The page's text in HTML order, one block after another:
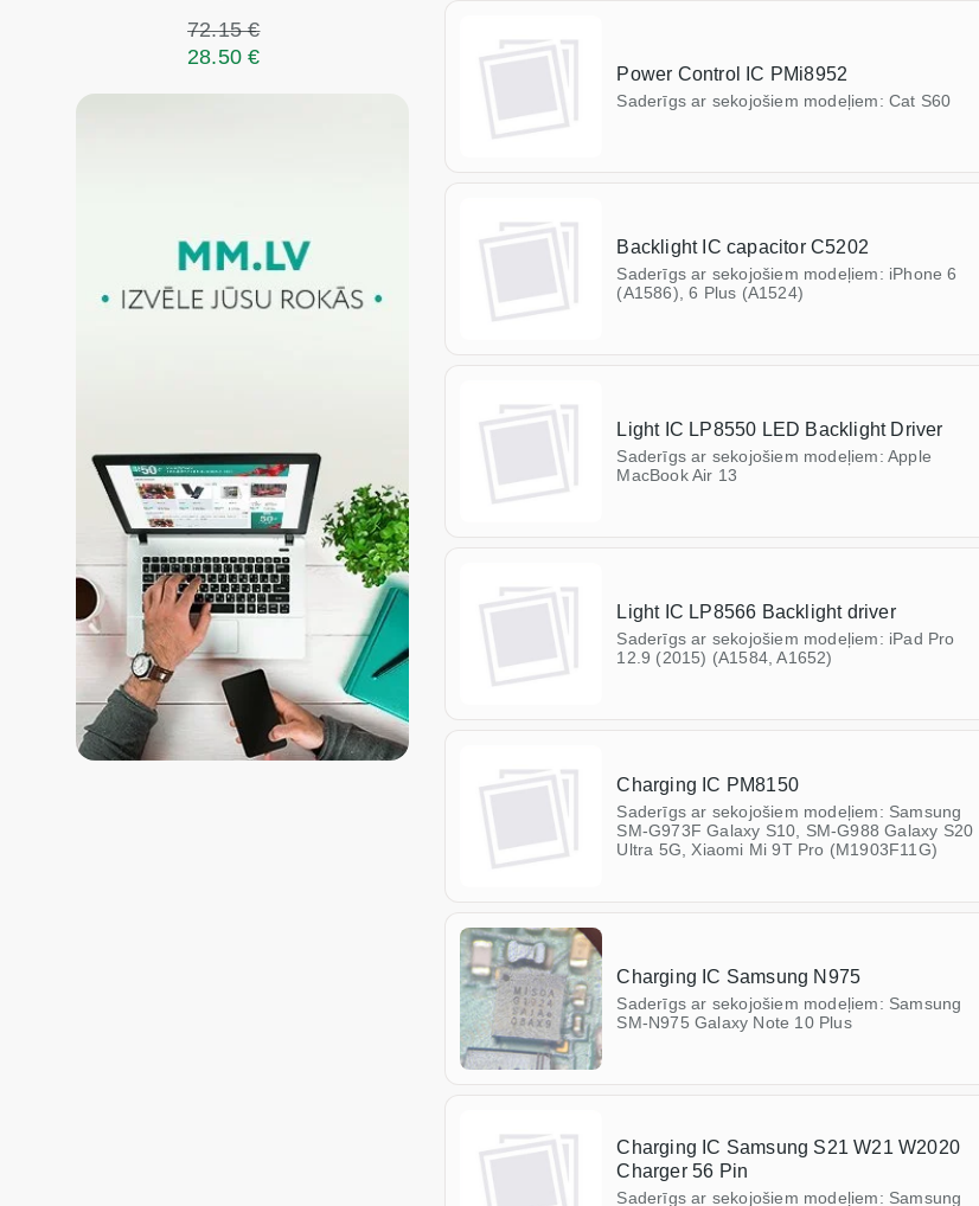
72.15 €
28.50 €
Power Control IC PMi8952
Saderīgs ar sekojošiem modeļiem: Cat S60
Backlight IC capacitor C5202
Saderīgs ar sekojošiem modeļiem: iPhone 6
(A1586), 6 Plus (A1524)
Light IC LP8550 LED Backlight Driver
Saderīgs ar sekojošiem modeļiem: Apple
MacBook Air 13
Light IC LP8566 Backlight driver
Saderīgs ar sekojošiem modeļiem: iPad Pro
12.9 (2015) (A1584, A1652)
Charging IC PM8150
Saderīgs ar sekojošiem modeļiem: Samsung
SM-G973F Galaxy S10, SM-G988 Galaxy S20
Ultra 5G, Xiaomi Mi 9T Pro (M1903F11G)
Charging IC Samsung N975
Saderīgs ar sekojošiem modeļiem: Samsung
SM-N975 Galaxy Note 10 Plus
Charging IC Samsung S21 W21 W2020
Charger 56 Pin
Saderīgs ar sekojošiem modeļiem: Samsung